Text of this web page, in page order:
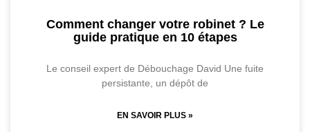
Comment changer votre robinet ? Le
guide pratique en 10 étapes
Le conseil expert de Débouchage David Une fuite
persistante, un dépôt de
EN SAVOIR PLUS »